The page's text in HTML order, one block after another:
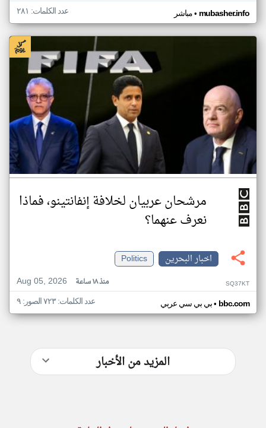
مباشر• mubasher.info عدد الكلمات: ٢٨١
مرشحان عربيان لخلافة إنفانتينو، فماذا
نعرف عنهما؟
اخبار البحرين
Politics
Aug 05, 2026
منذ ١٨ ساعة SQ37KT
بي بي سي عربي• bbc.com عدد الكلمات: ٧٢٣ الصور: ٩
المزيد من الأخبار